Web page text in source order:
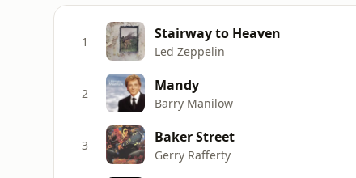
1 Stairway to Heaven
Led Zeppelin
2 Mandy
Barry Manilow
3 Baker Street
Gerry Rafferty